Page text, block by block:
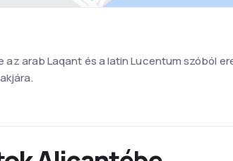
arab Laqant és a latin Lucentum szóból